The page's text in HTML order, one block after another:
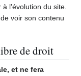
l'évolution du site.
voir son contenu
de droit
et ne fera